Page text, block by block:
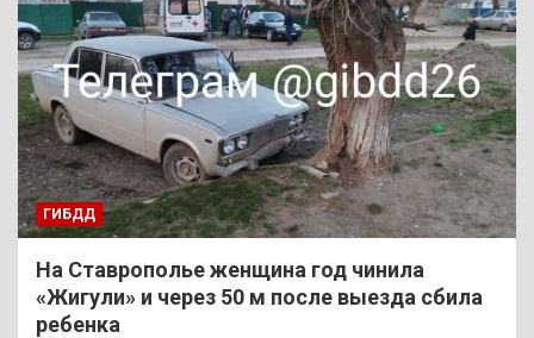
ГИБДД
На Ставрополье женщина год чинила
«Жигули» и через 50 м после выезда сбила
ребенка